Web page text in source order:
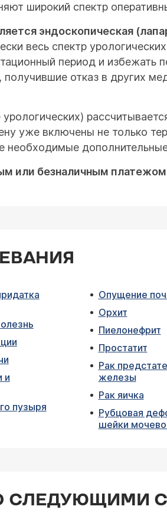
широкий спектр
эндоскопическая
весь спектр
период и
отказ в других
уже включены не только
необходимые
или безналичным
и
пузыря
Опущение
Орхит
Пиелонефрит
Простатит
Рак
железы
Рак яичка
Рубцовая
шейки
СЛЕДУЮЩИМИ